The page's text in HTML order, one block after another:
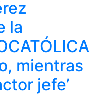
la
mientras
jefe’